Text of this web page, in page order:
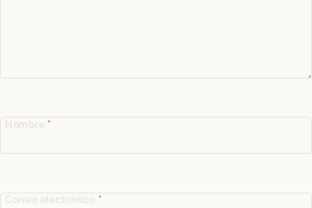
Nombre *
Correo electrónico *